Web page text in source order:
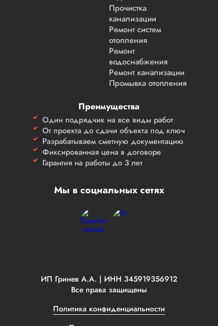
Мы в социальных сетях
Прочистка
канализации
Ремонт систем
отопления
Ремонт
водоснабжения
Ремонт канализации
Промывка отопления
Преимущества
Один подрядчик на все виды работ
От проекта до сдачи объекта под ключ
Разрабатываем сметную документацию
Фиксированная цена в договоре
Гарантия на работы до 3 лет
ИП Гринев А.А. | ИНН 345919356912
Все права защищены
Политика конфиденциальности